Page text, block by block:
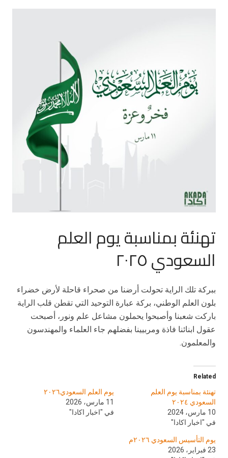
تهنئة بمناسبة يوم العلم
السعودي ٢٠٢٥
ببركة تلك الراية تحولت أرضنا من صحراء قاحلة لأرض خضراء
بلون العلم الوطني، بركة عبارة التوحيد التي تقطن قلب الراية
باركت شعبنا وأصبحوا يحملون مشاعل علم ونور، أصبحت
عقول ابنائنا فاذة ومربيينا بفضلهم جاء العلماء والمهندسون
والمعلمون.
Related
تهنئة بمناسبة يوم العلم
السعودي ٢٠٢٤
10 مارس، 2024
في "اخبار اكادا"
يوم العلم السعودي٢٠٢٦
11 مارس، 2026
في "اخبار اكادا"
يوم التأسيس السعودي ٢٠٢٦م
23 فبراير، 2026